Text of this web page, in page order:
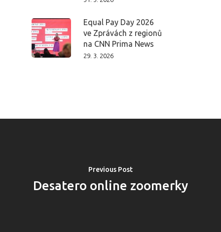
Equal Pay Day 2026
ve Zprávách z regionů
na CNN Prima News
29. 3. 2026
Previous Post
Desatero online zoomerky
PRO MÉDIA
PŘIHLÁŠENÍ